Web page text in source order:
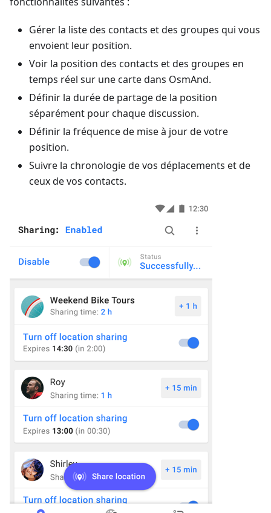
Gérer la liste des contacts et des groupes qui vous
envoient leur position.
Voir la position des contacts et des groupes en
temps réel sur une carte dans OsmAnd.
Définir la durée de partage de la position
séparément pour chaque discussion.
Définir la fréquence de mise à jour de votre
position.
Suivre la chronologie de vos déplacements et de
ceux de vos contacts.